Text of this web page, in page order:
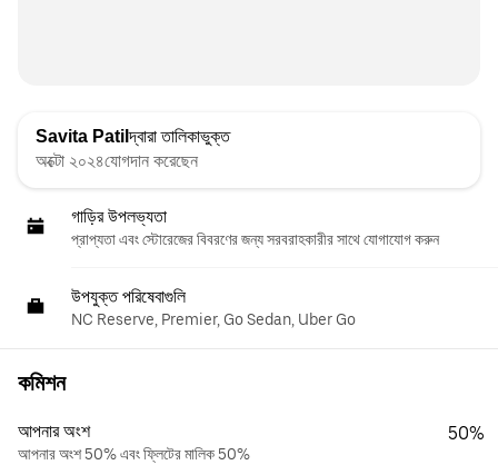
Savita Patilদ্বারা তালিকাভুক্ত
অক্টো ২০২৪যোগদান করেছেন
গাড়ির উপলভ্যতা
প্রাপ্যতা এবং স্টোরেজের বিবরণের জন্য সরবরাহকারীর সাথে যোগাযোগ করুন
উপযুক্ত পরিষেবাগুলি
NC Reserve, Premier, Go Sedan, Uber Go
কমিশন
আপনার অংশ
আপনার অংশ 50% এবং ফ্লিটের মালিক 50%
50%